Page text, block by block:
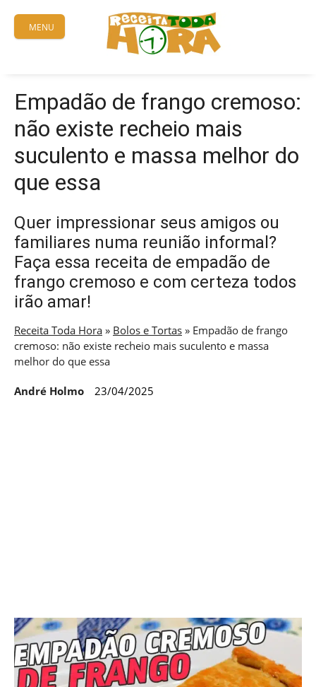
content
MENU
Empadão de frango cremoso:
não existe recheio mais
suculento e massa melhor do
que essa
Quer impressionar seus amigos ou
familiares numa reunião informal?
Faça essa receita de empadão de
frango cremoso e com certeza todos
irão amar!
Receita Toda Hora » Bolos e Tortas » Empadão de frango
cremoso: não existe recheio mais suculento e massa
melhor do que essa
André Holmo 23/04/2025